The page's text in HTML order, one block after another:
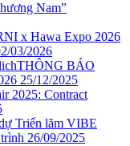
Nam”
x Hawa Expo 2026
03/2026
THÔNG BÁO
25/12/2025
2025: Contract
Triển lãm VIBE
26/09/2025